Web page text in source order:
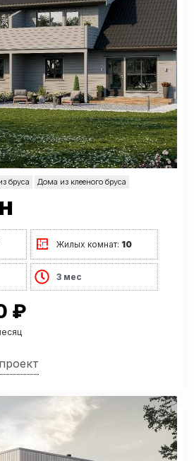
бруса Дома из клееного бруса
Жилых комнат: 10
3 мес
₽